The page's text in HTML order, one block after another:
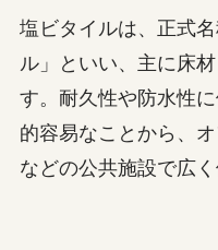
塩ビタイルは、正式
ル」といい、主に床
す。耐久性や防水性
的容易なことから、
などの公共施設で広